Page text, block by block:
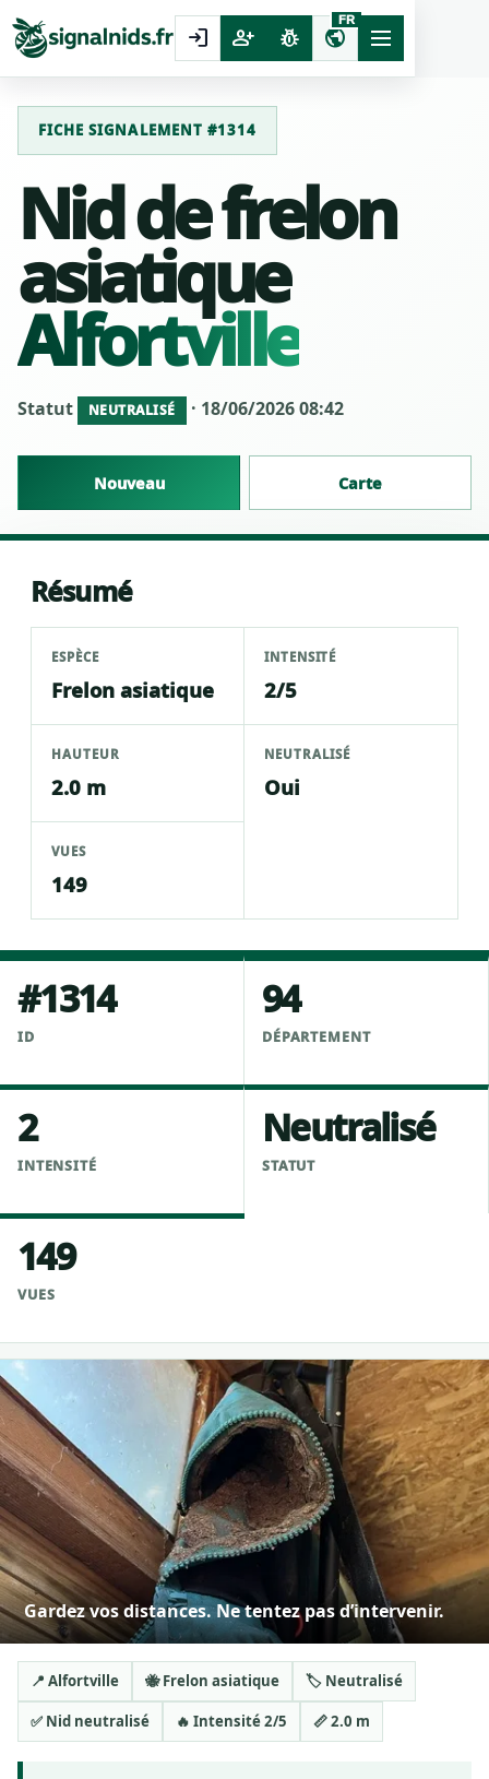
login person_add pest_control public
FR
FICHE SIGNALEMENT #1314
Nid de frelon
asiatique
Alfortville
Statut NEUTRALISÉ · 18/06/2026 08:42
Nouveau Carte
Résumé
ESPÈCE
Frelon asiatique
INTENSITÉ
2/5
HAUTEUR
2.0 m
NEUTRALISÉ
Oui
VUES
149
#1314
ID
94
DÉPARTEMENT
2
INTENSITÉ
Neutralisé
STATUT
149
VUES
Gardez vos distances. Ne tentez pas d’intervenir.
📍 Alfortville 🐝 Frelon asiatique 🏷️ Neutralisé
✅ Nid neutralisé 🔥 Intensité 2/5 📏 2.0 m